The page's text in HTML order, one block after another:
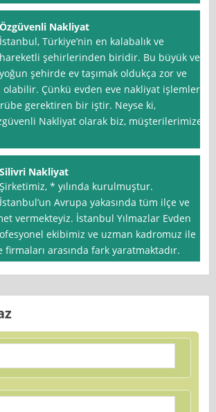
Özgüvenli Nakliyat
İstanbul, Türkiye’nin en kalabalık ve
hareketli şehirlerinden biridir. Bu büyük ve
yoğun şehirde ev taşımak oldukça zor ve
Çünkü evden eve nakliyat işlemleri,
gerektiren bir iştir. Neyse ki,
Nakliyat olarak biz, müşterilerimize
Silivri Nakliyat
Şirketimiz, * yılında kurulmuştur.
İstanbul’un Avrupa yakasında tüm ilçe ve
vermekteyiz. İstanbul Yılmazlar Evden
ekibimiz ve uzman kadromuz ile
arasında fark yaratmaktadır.